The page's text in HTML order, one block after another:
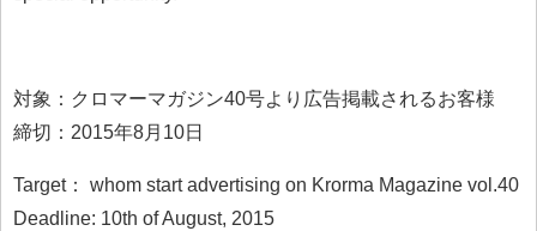
対象：クロマーマガジン40号より広告掲載されるお客様
締切：2015年8月10日
Target： whom start advertising on Krorma Magazine vol.40
Deadline: 10th of August, 2015